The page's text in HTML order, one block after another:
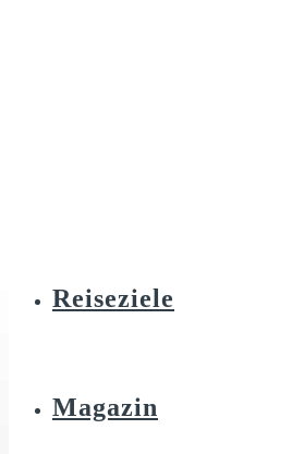
Reiseziele
Magazin